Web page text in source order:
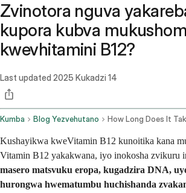
Zvinotora nguva
kupora kubva
kwevhitamini B12?
Last updated 2025 Kukadzi 14
Kumba Blog Yezvehutano
Kushayikwa kweVitamin B12 kunoitika kana
Vitamin B12 yakakwana, iyo inokosha zvikuru
masero matsvuku eropa, kugadzira DNA,
hurongwa hwematumbu huchishanda